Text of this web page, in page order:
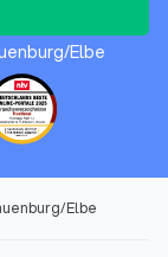
Elbe
Elbe